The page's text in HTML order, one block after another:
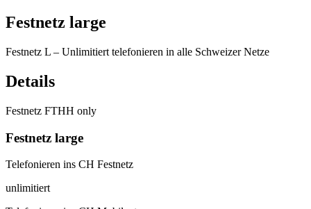
Festnetz large
Festnetz L – Unlimitiert telefonieren in alle Schweizer Netze
Details
Festnetz FTHH only
Festnetz large
Telefonieren ins CH Festnetz
unlimitiert